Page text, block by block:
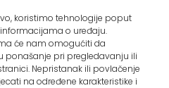
koristimo tehnologije poput
o uređaju.
će nam omogućiti da
ponašanje pri pregledavanju ili
Nepristanak ili povlačenje
na određene karakteristike i